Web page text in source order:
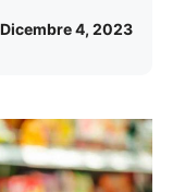
Dicembre 4, 2023